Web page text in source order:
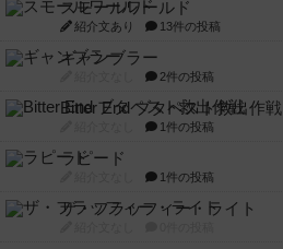
スモールワールド
紹介文あり 13件の投稿
ギャンブラー
2件の投稿
Bitter End ブタペスト救出作戦
1件の投稿
ラピード
1件の投稿
ザ・フラッフィー・ライト